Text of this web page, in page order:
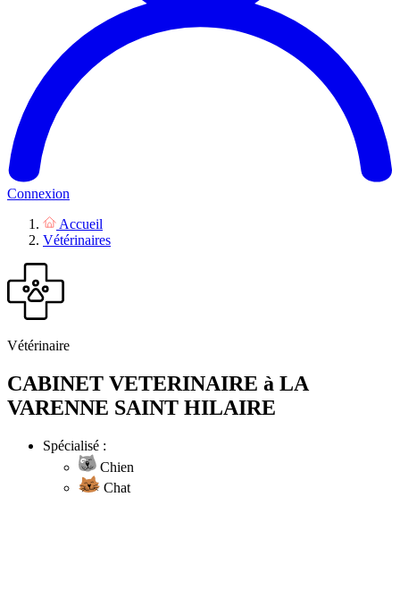
Connexion
Accueil
Vétérinaires
Vétérinaire
CABINET VETERINAIRE à LA
VARENNE SAINT HILAIRE
Spécialisé :
Chien
Chat